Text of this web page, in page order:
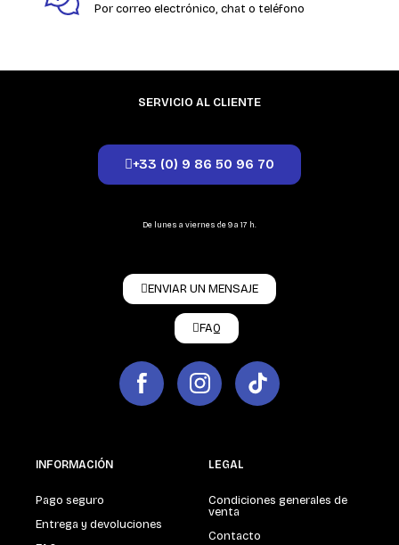
Por correo electrónico, chat o teléfono
SERVICIO AL CLIENTE
+33 (0) 9 86 50 96 70
De lunes a viernes de 9 a 17 h.
ENVIAR UN MENSAJE
FAQ
INFORMACIÓN
Pago seguro
Entrega y devoluciones
LEGAL
Condiciones generales de
venta
Contacto